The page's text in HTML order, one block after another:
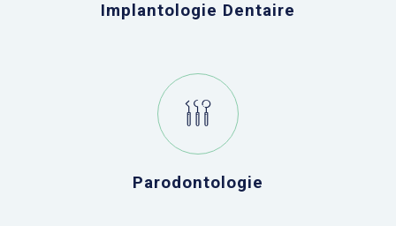
Implantologie Dentaire
Parodontologie